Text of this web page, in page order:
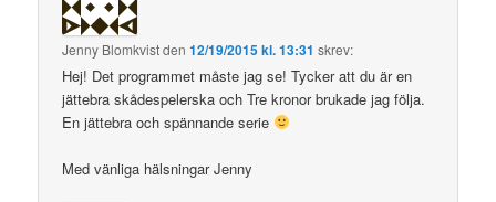
Jenny Blomkvistden12/19/2015 kl. 13:31 skrev:
Hej! Det programmet måste jag se! Tycker att du är en
jättebra skådespelerska och Tre kronor brukade jag följa.
En jättebra och spännande serie
Med vänliga hälsningar Jenny